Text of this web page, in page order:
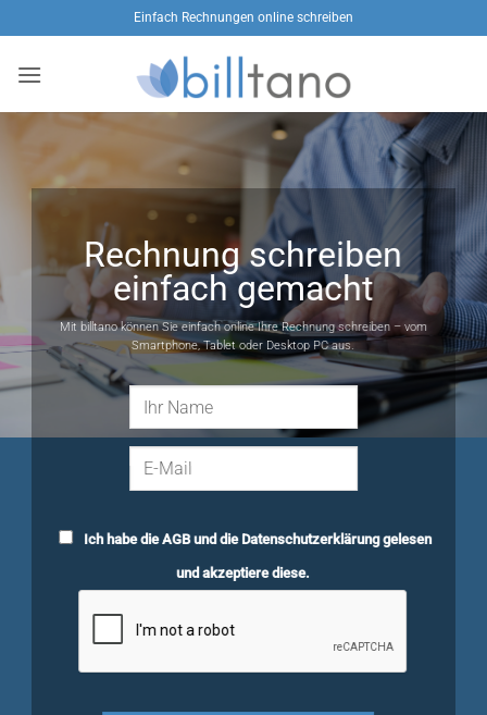
Inhalt
springen
Einfach Rechnungen online schreiben
Rechnung schreiben
einfach gemacht
Mit billtano können Sie einfach online Ihre Rechnung schreiben – vom
Smartphone, Tablet oder Desktop PC aus.
Ich habe dieAGBund die Datenschutzerklärunggelesen
und akzeptiere diese.